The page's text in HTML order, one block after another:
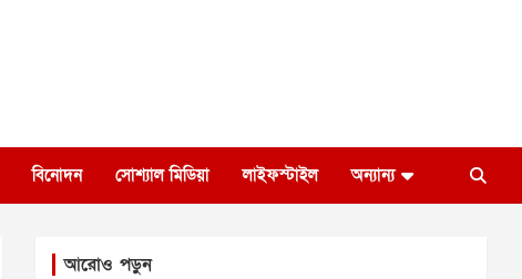
বিনোদন সোশ্যাল মিডিয়া লাইফস্টাইল অন্যান্য
আরোও পড়ুন